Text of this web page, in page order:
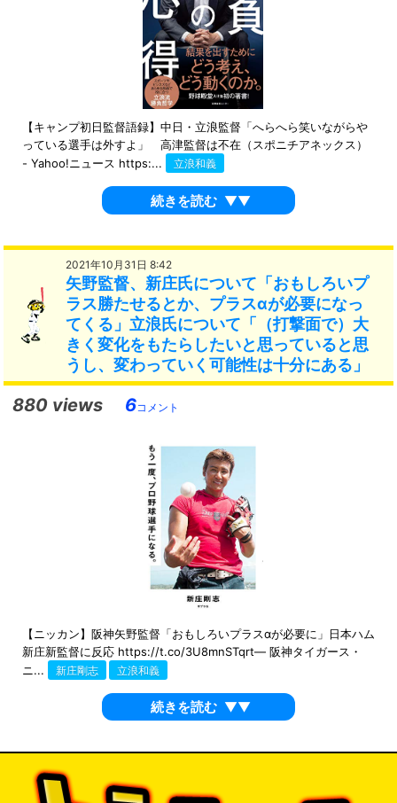
【キャンプ初日監督語録】中日・立浪監督「へらへら笑いながらや
っている選手は外すよ」 高津監督は不在（スポニチアネックス）
- Yahoo!ニュース https:...
立浪和義
続きを読む ▼▼
2021年10月31日 8:42
矢野監督、新庄氏について「おもしろいプ
ラス勝たせるとか、プラスαが必要になっ
てくる」立浪氏について「（打撃面で）大
きく変化をもたらしたいと思っていると思
うし、変わっていく可能性は十分にある」
880 views 6コメント
【ニッカン】阪神矢野監督「おもしろいプラスαが必要に」日本ハム
新庄新監督に反応 https://t.co/3U8mnSTqrt— 阪神タイガース・
ニ...
新庄剛志 立浪和義
続きを読む ▼▼